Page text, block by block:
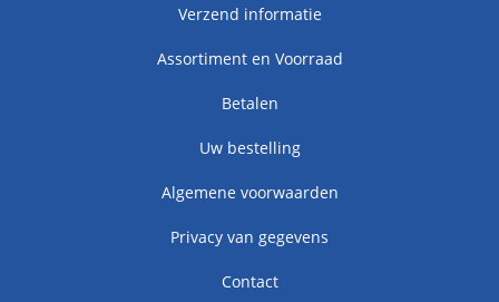
Verzend informatie
Assortiment en Voorraad
Betalen
Uw bestelling
Algemene voorwaarden
Privacy van gegevens
Contact